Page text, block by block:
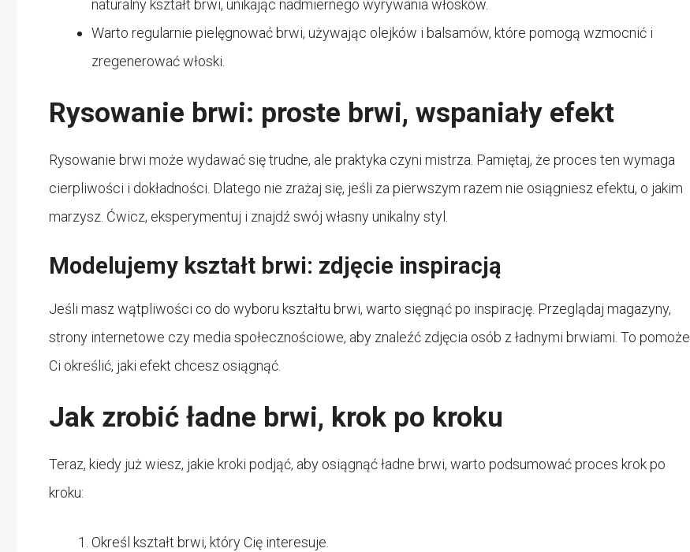
naturalny kształt brwi, unikając nadmiernego wyrywania włosków.
Warto regularnie pielęgnować brwi, używając olejków i balsamów, które pomogą wzmocnić i
zregenerować włoski.
Rysowanie brwi: proste brwi, wspaniały efekt
Rysowanie brwi może wydawać się trudne, ale praktyka czyni mistrza. Pamiętaj, że proces ten wymaga
cierpliwości i dokładności. Dlatego nie zrażaj się, jeśli za pierwszym razem nie osiągniesz efektu, o jakim
marzysz. Ćwicz, eksperymentuj i znajdź swój własny unikalny styl.
Modelujemy kształt brwi: zdjęcie inspiracją
Jeśli masz wątpliwości co do wyboru kształtu brwi, warto sięgnąć po inspirację. Przeglądaj magazyny,
strony internetowe czy media społecznościowe, aby znaleźć zdjęcia osób z ładnymi brwiami. To pomoże
Ci określić, jaki efekt chcesz osiągnąć.
Jak zrobić ładne brwi, krok po kroku
Teraz, kiedy już wiesz, jakie kroki podjąć, aby osiągnąć ładne brwi, warto podsumować proces krok po
kroku:
Określ kształt brwi, który Cię interesuje.